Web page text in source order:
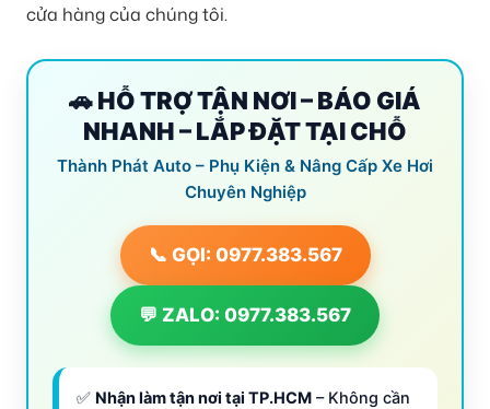
cửa hàng của chúng tôi.
🚗 HỖ TRỢ TẬN NƠI – BÁO GIÁ
NHANH – LẮP ĐẶT TẠI CHỖ
Thành Phát Auto – Phụ Kiện & Nâng Cấp Xe Hơi
Chuyên Nghiệp
📞 GỌI: 0977.383.567
💬 ZALO: 0977.383.567
✅ Nhận làm tận nơi tại TP.HCM – Không cần